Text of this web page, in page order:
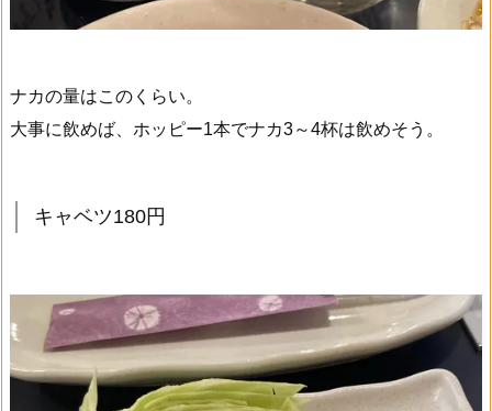
ナカの量はこのくらい。
大事に飲めば、ホッピー1本でナカ3～4杯は飲めそう。
キャベツ180円